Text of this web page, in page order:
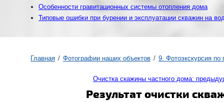
Главная Фотографии наших объектов 9. Фотоэкскурсия
Очистка скажины частного дома:
Результат очистки
Особенности гравитационных системы отопления дома
Типовые ошибки при бурении и эксплуатации скважин на